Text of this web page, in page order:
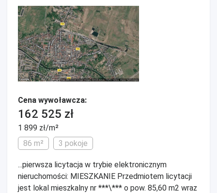
Cena wywoławcza:
162 525 zł
1 899 zł/m²
86 m²
3 pokoje
...pierwsza licytacja w trybie elektronicznym
nieruchomości: MIESZKANIE Przedmiotem licytacji
jest lokal mieszkalny nr ***\*** o pow. 85,60 m2 wraz